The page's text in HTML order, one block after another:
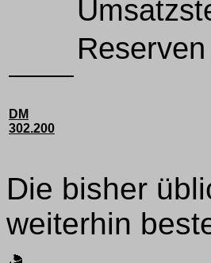
DM
302.200
Die bisher
weiterhin